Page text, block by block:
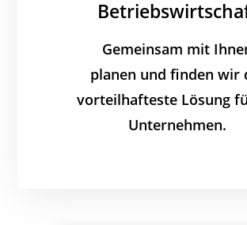
Gemeinsam mit
planen und finden wir
vorteilhafteste Lösung
Unternehmen.